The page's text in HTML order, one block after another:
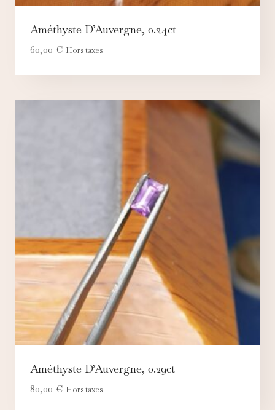
Améthyste D’Auvergne, 0.24ct
60,00 € Hors taxes
Améthyste D’Auvergne, 0.29ct
80,00 € Hors taxes